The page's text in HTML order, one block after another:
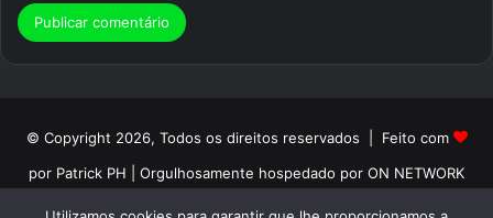
© Copyright 2026, Todos os direitos reservados | Feito com
por Patrick PH | Orgulhosamente hospedado por ON NETWORK
Início
Sobre Termos de Uso Politica de Privacidade